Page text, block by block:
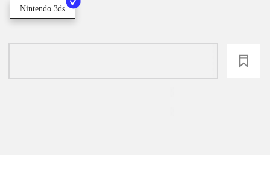
Nintendo 3ds